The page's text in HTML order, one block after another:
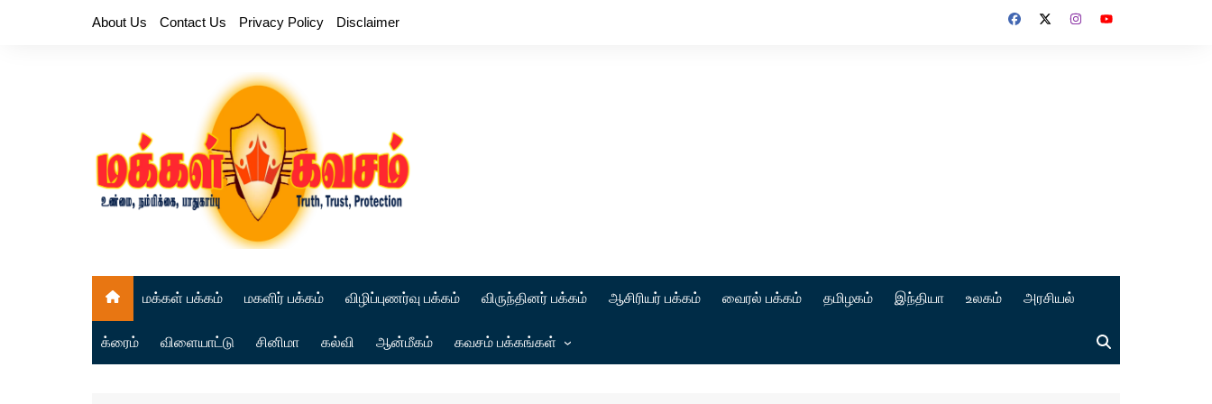
About Us Contact Us Privacy Policy Disclaimer
மக்கள் பக்கம் மகளிர் பக்கம் விழிப்புணர்வு பக்கம் விருந்தினர் பக்கம் ஆசிரியர் பக்கம் வைரல் பக்கம் தமிழகம் இந்தியா உலகம் அரசியல்
க்ரைம் விளையாட்டு சினிமா கல்வி ஆன்மீகம் கவசம் பக்கங்கள்